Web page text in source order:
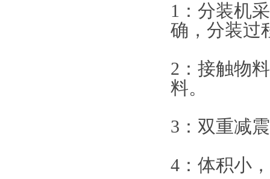
1：分装机
确，分装过
2：接触物
料。
3：双重减
4：体积小